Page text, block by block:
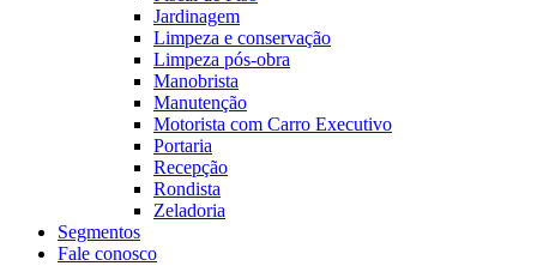
Jardinagem
Limpeza e conservação
Limpeza pós-obra
Manobrista
Manutenção
Motorista com Carro Executivo
Portaria
Recepção
Rondista
Zeladoria
Segmentos
Fale conosco